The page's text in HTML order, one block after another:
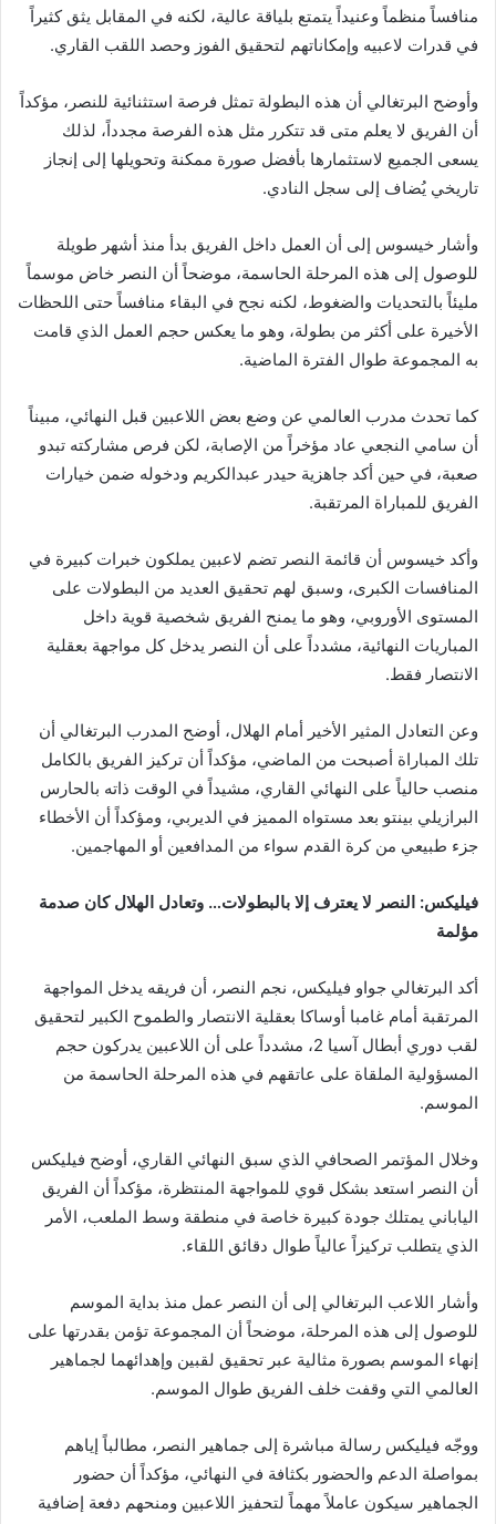
منافساً منظماً وعنيداً يتمتع بلياقة عالية، لكنه في المقابل يثق كثيراً
في قدرات لاعبيه وإمكاناتهم لتحقيق الفوز وحصد اللقب القاري.
وأوضح البرتغالي أن هذه البطولة تمثل فرصة استثنائية للنصر، مؤكداً
أن الفريق لا يعلم متى قد تتكرر مثل هذه الفرصة مجدداً، لذلك
يسعى الجميع لاستثمارها بأفضل صورة ممكنة وتحويلها إلى إنجاز
تاريخي يُضاف إلى سجل النادي.
وأشار خيسوس إلى أن العمل داخل الفريق بدأ منذ أشهر طويلة
للوصول إلى هذه المرحلة الحاسمة، موضحاً أن النصر خاض موسماً
مليئاً بالتحديات والضغوط، لكنه نجح في البقاء منافساً حتى اللحظات
الأخيرة على أكثر من بطولة، وهو ما يعكس حجم العمل الذي قامت
به المجموعة طوال الفترة الماضية.
كما تحدث مدرب العالمي عن وضع بعض اللاعبين قبل النهائي، مبيناً
أن سامي النجعي عاد مؤخراً من الإصابة، لكن فرص مشاركته تبدو
صعبة، في حين أكد جاهزية حيدر عبدالكريم ودخوله ضمن خيارات
الفريق للمباراة المرتقبة.
وأكد خيسوس أن قائمة النصر تضم لاعبين يملكون خبرات كبيرة في
المنافسات الكبرى، وسبق لهم تحقيق العديد من البطولات على
المستوى الأوروبي، وهو ما يمنح الفريق شخصية قوية داخل
المباريات النهائية، مشدداً على أن النصر يدخل كل مواجهة بعقلية
الانتصار فقط.
وعن التعادل المثير الأخير أمام الهلال، أوضح المدرب البرتغالي أن
تلك المباراة أصبحت من الماضي، مؤكداً أن تركيز الفريق بالكامل
منصب حالياً على النهائي القاري، مشيداً في الوقت ذاته بالحارس
البرازيلي بينتو بعد مستواه المميز في الديربي، ومؤكداً أن الأخطاء
جزء طبيعي من كرة القدم سواء من المدافعين أو المهاجمين.
فيليكس: النصر لا يعترف إلا بالبطولات… وتعادل الهلال كان صدمة
مؤلمة
أكد البرتغالي جواو فيليكس، نجم النصر، أن فريقه يدخل المواجهة
المرتقبة أمام غامبا أوساكا بعقلية الانتصار والطموح الكبير لتحقيق
لقب دوري أبطال آسيا 2، مشدداً على أن اللاعبين يدركون حجم
المسؤولية الملقاة على عاتقهم في هذه المرحلة الحاسمة من
الموسم.
وخلال المؤتمر الصحافي الذي سبق النهائي القاري، أوضح فيليكس
أن النصر استعد بشكل قوي للمواجهة المنتظرة، مؤكداً أن الفريق
الياباني يمتلك جودة كبيرة خاصة في منطقة وسط الملعب، الأمر
الذي يتطلب تركيزاً عالياً طوال دقائق اللقاء.
وأشار اللاعب البرتغالي إلى أن النصر عمل منذ بداية الموسم
للوصول إلى هذه المرحلة، موضحاً أن المجموعة تؤمن بقدرتها على
إنهاء الموسم بصورة مثالية عبر تحقيق لقبين وإهدائهما لجماهير
العالمي التي وقفت خلف الفريق طوال الموسم.
ووجّه فيليكس رسالة مباشرة إلى جماهير النصر، مطالباً إياهم
بمواصلة الدعم والحضور بكثافة في النهائي، مؤكداً أن حضور
الجماهير سيكون عاملاً مهماً لتحفيز اللاعبين ومنحهم دفعة إضافية